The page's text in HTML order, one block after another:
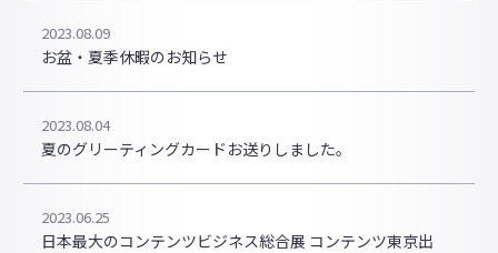
2023.08.09
お盆・夏季休暇のお知らせ
2023.08.04
夏のグリーティングカードお送りしました。
2023.06.25
日本最大のコンテンツビジネス総合展 コンテンツ東京出